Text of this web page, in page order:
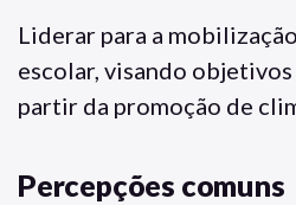
Liderar para a
escolar, visando objetivos
partir da promoção de
Percepções comuns